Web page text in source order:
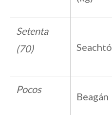
Setenta
(70)
Seachtó
Pocos
Beagán